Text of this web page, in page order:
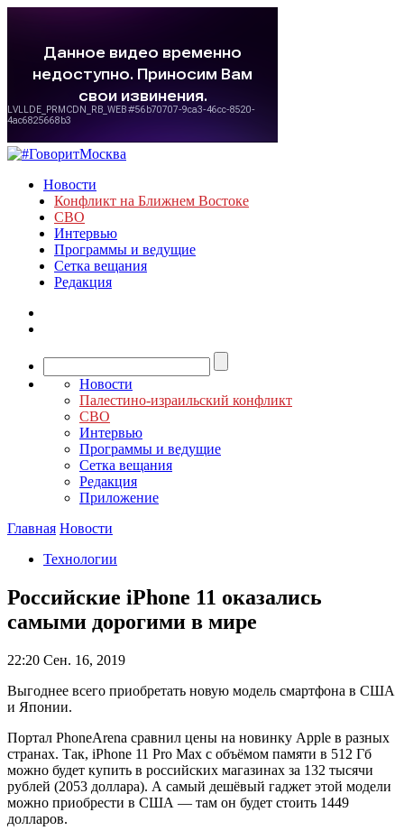
Новости
Конфликт на Ближнем Востоке
СВО
Интервью
Программы и ведущие
Сетка вещания
Редакция
Новости
Палестино-израильский конфликт
СВО
Интервью
Программы и ведущие
Сетка вещания
Редакция
Приложение
Главная Новости
Технологии
Российские iPhone 11 оказались
самыми дорогими в мире
22:20 Сен. 16, 2019
Выгоднее всего приобретать новую модель смартфона в США
и Японии.
Портал PhoneArena сравнил цены на новинку Apple в разных
странах. Так, iPhone 11 Pro Max с объёмом памяти в 512 Гб
можно будет купить в российских магазинах за 132 тысячи
рублей (2053 доллара). А самый дешёвый гаджет этой модели
можно приобрести в США — там он будет стоить 1449
долларов.